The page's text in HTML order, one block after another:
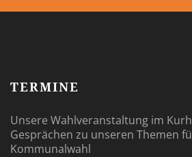
TERMINE
Unsere Wahlveranstaltung im
Gesprächen zu unseren Themen
Kommunalwahl